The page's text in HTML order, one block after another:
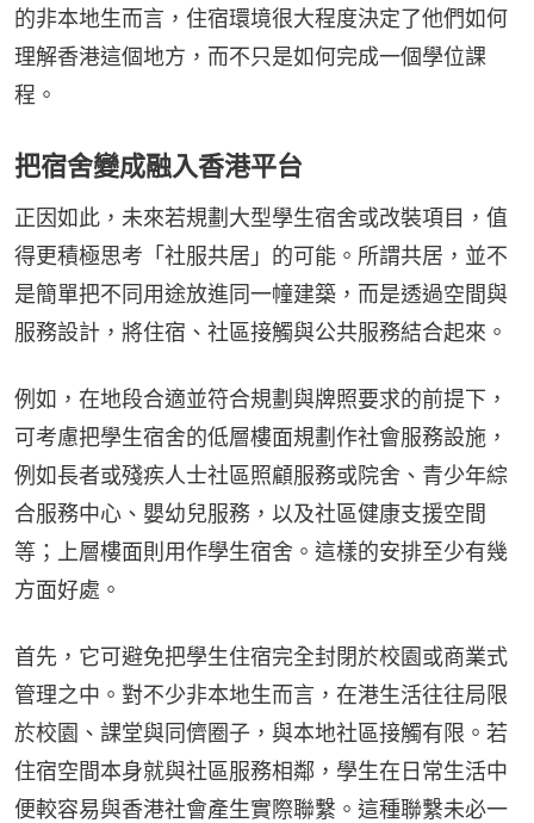
的非本地生而言，住宿環境很大程度決定了他們如何
理解香港這個地方，而不只是如何完成一個學位課
程。
把宿舍變成融入香港平台
正因如此，未來若規劃大型學生宿舍或改裝項目，值
得更積極思考「社服共居」的可能。所謂共居，並不
是簡單把不同用途放進同一幢建築，而是透過空間與
服務設計，將住宿、社區接觸與公共服務結合起來。
例如，在地段合適並符合規劃與牌照要求的前提下，
可考慮把學生宿舍的低層樓面規劃作社會服務設施，
例如長者或殘疾人士社區照顧服務或院舍、青少年綜
合服務中心、嬰幼兒服務，以及社區健康支援空間
等；上層樓面則用作學生宿舍。這樣的安排至少有幾
方面好處。
首先，它可避免把學生住宿完全封閉於校園或商業式
管理之中。對不少非本地生而言，在港生活往往局限
於校園、課堂與同儕圈子，與本地社區接觸有限。若
住宿空間本身就與社區服務相鄰，學生在日常生活中
便較容易與香港社會產生實際聯繫。這種聯繫未必一